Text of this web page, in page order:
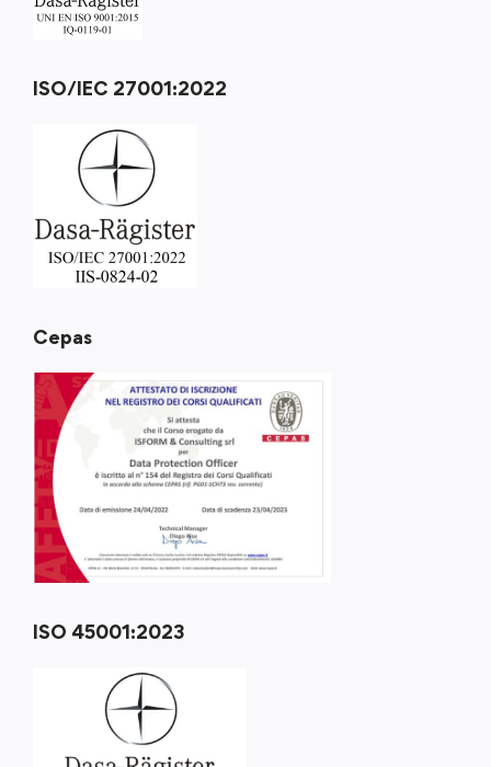
ISO/IEC 27001:2022
Cepas
ISO 45001:2023